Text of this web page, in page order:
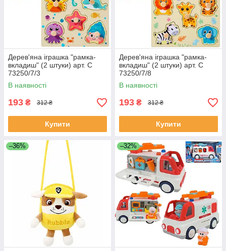
Дерев'яна іграшка "рамка-
вкладиш" (2 штуки) арт. C
73250/7/3
В наявності
193 ₴ 312 ₴
Купити
Дерев'яна іграшка "рамка-
вкладиш" (2 штуки) арт. C
73250/7/8
В наявності
193 ₴ 312 ₴
Купити
–36% –32%